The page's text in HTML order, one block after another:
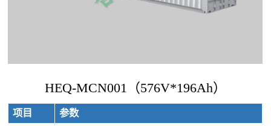
HEQ-MCN001（576V*196Ah）
项目
参数